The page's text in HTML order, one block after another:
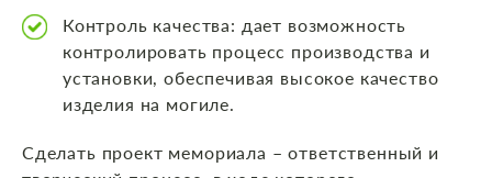
Контроль качества: дает возможность
контролировать процесс производства и
установки, обеспечивая высокое качество
изделия на могиле.
Сделать проект мемориала – ответственный и